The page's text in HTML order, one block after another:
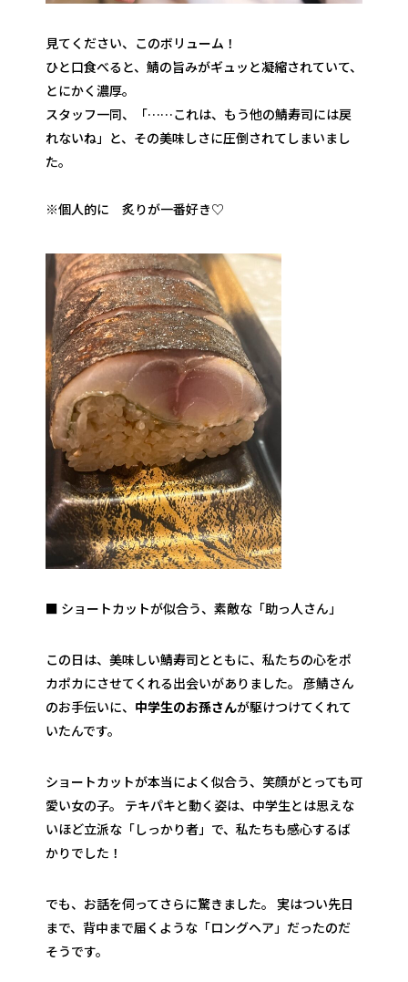
見てください、このボリューム！
ひと口食べると、鯖の旨みがギュッと凝縮されていて、
とにかく濃厚。
スタッフ一同、「……これは、もう他の鯖寿司には戻
れないね」と、その美味しさに圧倒されてしまいまし
た。
※個人的に 炙りが一番好き♡
■ ショートカットが似合う、素敵な「助っ人さん」
この日は、美味しい鯖寿司とともに、私たちの心をポ
カポカにさせてくれる出会いがありました。 彦鯖さん
のお手伝いに、 中学生のお孫さんが駆けつけてくれて
いたんです。
ショートカットが本当によく似合う、笑顔がとっても可
愛い女の子。 テキパキと動く姿は、中学生とは思えな
いほど立派な「しっかり者」で、私たちも感心するば
かりでした！
でも、お話を伺ってさらに驚きました。 実はつい先日
まで、背中まで届くような「ロングヘア」だったのだ
そうです。